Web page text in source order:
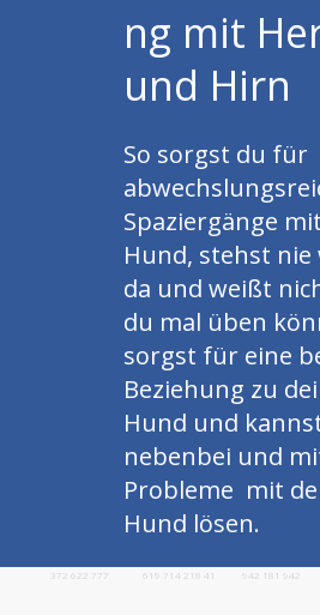
ng mit
und Hirn
So sorgst du für
Spaziergänge
Hund, stehst nie
da und weißt
du mal üben
sorgst für eine
Beziehung zu
Hund und
nebenbei und
Probleme mit
Hund lösen.
372 622 777 619 714 218 41 942 181 942